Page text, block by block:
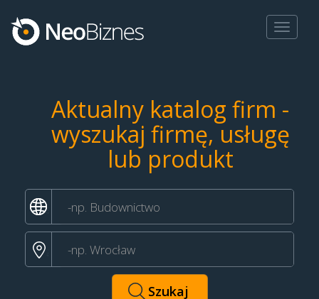
Toggle
Aktualny katalog firm -
wyszukaj firmę, usługę
lub produkt